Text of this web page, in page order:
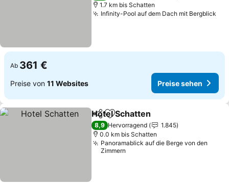
1.7 km bis Schatten
Infinity-Pool auf dem Dach mit Bergblick
Ab 361 €
Preise von 11 Websites Preise sehen
TeilenZu Favoriten hinzufügen
Hotel Schatten
8,9 Hervorragend
1.845
0.0 km bis Schatten
Panoramablick auf die Berge von den
Zimmern